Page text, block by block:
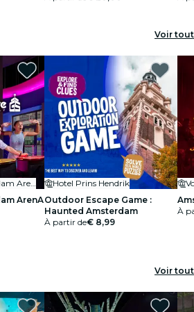
Voir tout
Gamestate Amsterdam ArenA
ArenA
Hotel Prins Hendrik
Outdoor Escape Game :
Haunted Amsterdam
À partir de€ 8,99
À
Voir tout